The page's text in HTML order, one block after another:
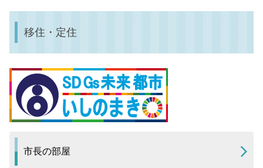
移住・定住
市長の部屋